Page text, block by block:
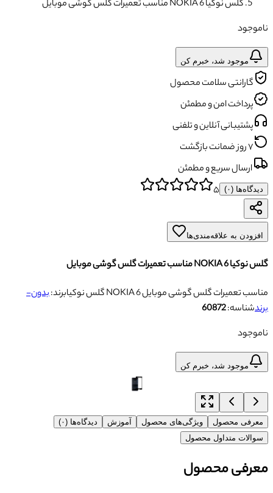
گلس نوکیا NOKIA 6 مناسب تعمیرات گلس گوشی موبایل
ناموجود
موجود شد، خبرم کن
گارانتی سلامت محصول
پرداخت امن و مطمئن
پشتیبانی آنلاین و تلفنی
۷ روز ضمانت بازگشت
ارسال سریع و مطمئن
دیدگاه‌ها (۰) ۵
افزودن به علاقه‌مندی‌ها
گلس نوکیا NOKIA 6 مناسب تعمیرات گلس گوشی موبایل
گلس نوکیا NOKIA 6 مناسب تعمیرات گلس گوشی موبایل
برند:بدون-
برندشناسه:60872
ناموجود
موجود شد، خبرم کن
معرفی محصول ویژگی‌های محصول آموزش
دیدگاه‌ها (۰)
سوالات متداول محصول
معرفی محصول